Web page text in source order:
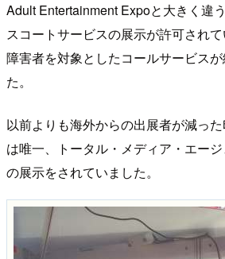
Adult Entertainment Expoと大きく違
スコートサービスの展示が許可され
障害者を対象としたコールサービス
た。
以前よりも海外からの出展者が減っ
は唯一、トータル・メディア・エー
の展示をされていました。